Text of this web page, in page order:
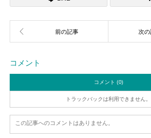
コメント
コメント (0)
トラックバックは利用できません。
この記事へのコメントはありません。